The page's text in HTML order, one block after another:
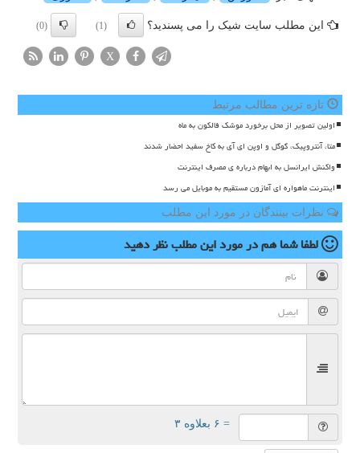
این مطلب سایت شیک را می پسندید؟ (1)
(0)
X
تازه ترین مطالب مرتبط
اولین تصویر از محل برخورد موشک فالکون به ماه
متا، آنتروپیک، گوگل و اوپن ای آی به کاخ سفید احضار شدند
واکنش ایرانسل به ابهام درباره ی مصرف اینترنت
اینترنت ماهواره ای آمازون مستقیم به موبایل می رسد
نظرات بینندگان در مورد این مطلب
لطفا شما همدر مورد این مطلبنظر دهید
= ۶ بعلاوه ۳